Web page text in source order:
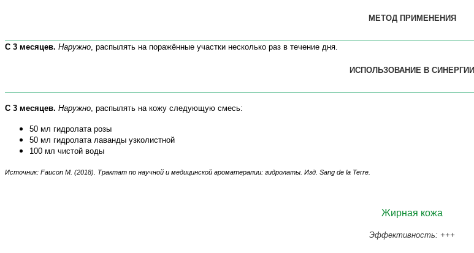
МЕТОД ПРИМЕНЕНИЯ
С 3 месяцев. Наружно распылять на поражённые участки несколько раз в течение дня.
ИСПОЛЬЗОВАНИЕ В СИНЕРГИИ
С 3 месяцев. Наружно , распылять на кожу следующую смесь:
50 мл гидролата розы
50 мл гидролата лаванды узколистной
100 мл чистой воды
Источник: Faucon M (2018). Трактат по научной и медицинской ароматерапии: гидролаты Изд. Sang de la Terre.
Жирная кожа
Эффективность: +++